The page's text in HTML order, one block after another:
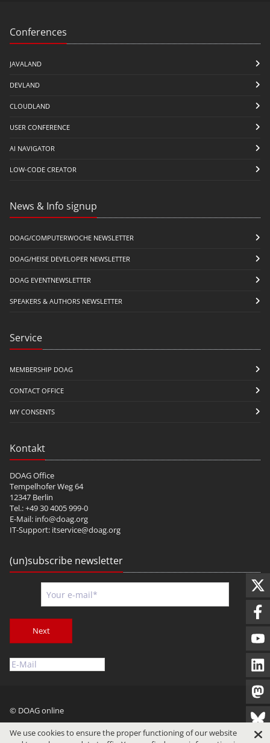
Conferences
JAVALAND
DEVLAND
CLOUDLAND
USER CONFERENCE
AI NAVIGATOR
LOW-CODE CREATOR
News & Info signup
DOAG/COMPUTERWOCHE NEWSLETTER
DOAG/HEISE DEVELOPER NEWSLETTER
DOAG EVENTNEWSLETTER
SPEAKERS & AUTHORS NEWSLETTER
Service
MEMBERSHIP DOAG
CONTACT OFFICE
MY CONSENTS
Kontakt
DOAG Office
Tempelhofer Weg 64
12347 Berlin
Tel.: +49 30 4005 999-0
E-Mail: info@doag.org
IT-Support: itservice@doag.org
(un)subscribe newsletter
Next
© DOAG online
Imprint Privacy Terms of Use
We use cookies to ensure the proper functioning of our website